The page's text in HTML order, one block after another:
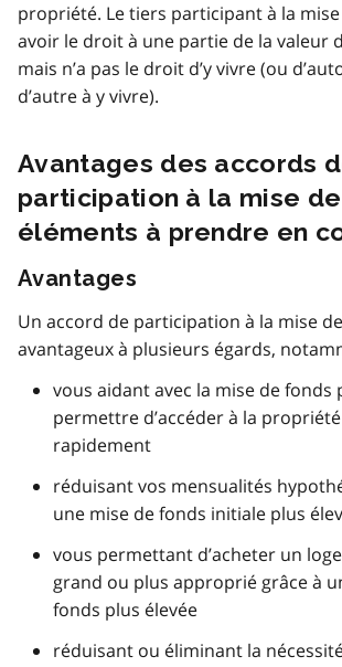
propriété. Le tiers participant à la
avoir le droit à une partie de la valeur
mais n’a pas le droit d’y vivre (ou
d’autre à y vivre).
Avantages des accords
participation à la mise
éléments à prendre en
Avantages
Un accord de participation à la mise
avantageux à plusieurs égards,
vous aidant avec la mise de fonds
permettre d’accéder à la
rapidement
réduisant vos mensualités
une mise de fonds initiale plus
vous permettant d’acheter un
grand ou plus approprié grâce à
fonds plus élevée
réduisant ou éliminant la